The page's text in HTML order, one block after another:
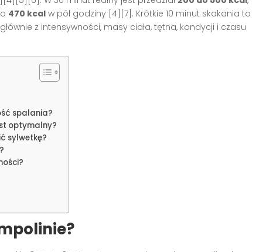
470 kcal w pół godziny [4][7] . Krótkie 10 minut skakania to
z intensywności, masy ciała, tętna, kondycji i czasu
spalania?
optymalny?
sylwetkę?